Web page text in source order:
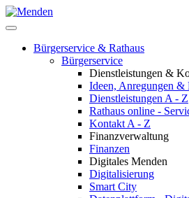
Bürgerservice & Rathaus
Bürgerservice
Dienstleistungen &
Ideen, Anregungen &
Dienstleistungen A - Z
Rathaus online -
Kontakt A - Z
Finanzverwaltung
Finanzen
Digitales Menden
Digitalisierung
Smart City